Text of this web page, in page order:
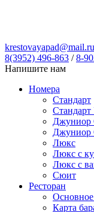
krestovayapad@mail.ru
8(3952) 496-863 / 8-
Напишите нам
Номера
Стандарт
Джуниор
Джуниор
Люкс
Люкс с
Люкс с
Сюит
Ресторан
Карта